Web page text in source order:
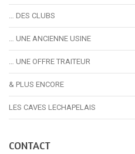
… DES CLUBS
… UNE ANCIENNE USINE
… UNE OFFRE TRAITEUR
& PLUS ENCORE
LES CAVES LECHAPELAIS
CONTACT